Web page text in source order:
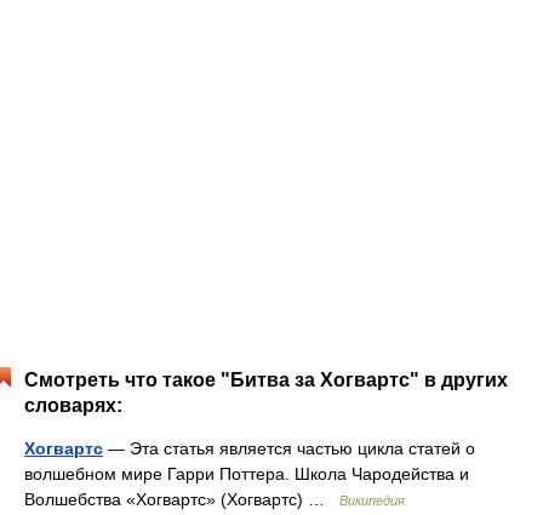
Смотреть что такое "Битва за Хогвартс" в других
словарях:
Хогвартс — Эта статья является частью цикла статей о
волшебном мире Гарри Поттера. Школа Чародейства и
Волшебства «Хогвартс» (Хогвартс) …
Википедия